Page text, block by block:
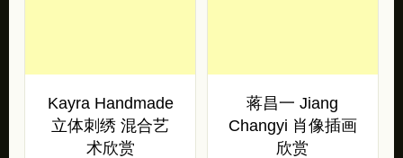
Kayra Handmade
立体刺绣 混合艺
术欣赏
蒋昌一 Jiang
Changyi 肖像插画
欣赏